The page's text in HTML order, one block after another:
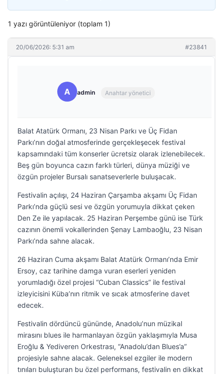
1 yazı görüntüleniyor (toplam 1)
20/06/2026: 5:31 am #23841
A admin Anahtar yönetici
Balat Atatürk Ormanı, 23 Nisan Parkı ve Üç Fidan
Parkı’nın doğal atmosferinde gerçekleşecek festival
kapsamındaki tüm konserler ücretsiz olarak izlenebilecek.
Beş gün boyunca cazın farklı türleri, dünya müziği ve
özgün projeler Bursalı sanatseverlerle buluşacak.
Festivalin açılışı, 24 Haziran Çarşamba akşamı Üç Fidan
Parkı’nda güçlü sesi ve özgün yorumuyla dikkat çeken
Den Ze ile yapılacak. 25 Haziran Perşembe günü ise Türk
cazının önemli vokallerinden Şenay Lambaoğlu, 23 Nisan
Parkı’nda sahne alacak.
26 Haziran Cuma akşamı Balat Atatürk Ormanı’nda Emir
Ersoy, caz tarihine damga vuran eserleri yeniden
yorumladığı özel projesi “Cuban Classics” ile festival
izleyicisini Küba’nın ritmik ve sıcak atmosferine davet
edecek.
Festivalin dördüncü gününde, Anadolu’nun müzikal
mirasını blues ile harmanlayan özgün yaklaşımıyla Musa
Eroğlu & Yediveren Orkestrası, “Anadolu’dan Blues’a”
projesiyle sahne alacak. Geleneksel ezgiler ile modern
tınıları buluşturan bu özel performans, festivalin en dikkat